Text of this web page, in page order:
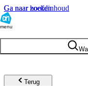
Ga naar hoofdinhoud
Ga naar zoeken
menu
Terug